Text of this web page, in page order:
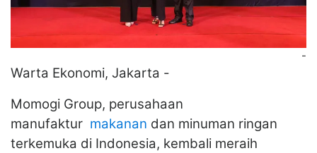
-
Warta Ekonomi, Jakarta -
Momogi Group, perusahaan
manufaktur makanan dan minuman ringan
terkemuka di Indonesia, kembali meraih